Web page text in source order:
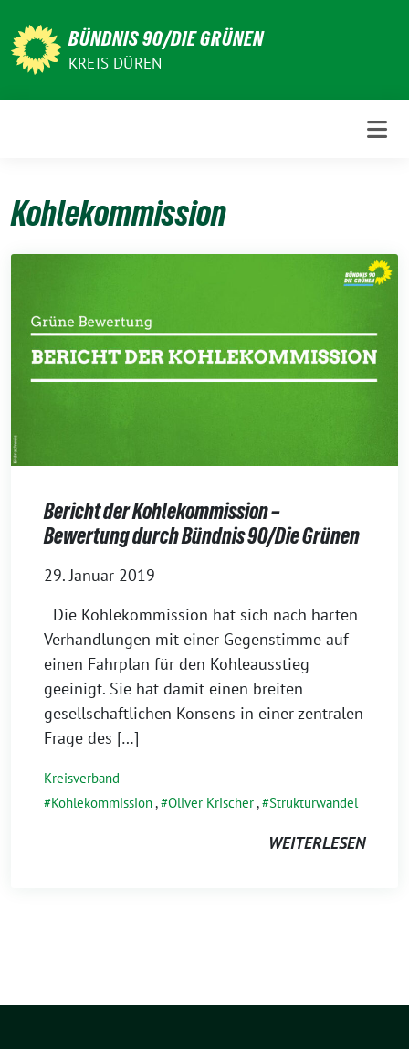
zum
Inhalt
BÜNDNIS 90/DIE GRÜNEN
KREIS DÜREN
Kohlekommission
Bericht der Kohlekommission –
Bewertung durch Bündnis 90/Die Grünen
29. Januar 2019
Die Kohlekommission hat sich nach harten
Verhandlungen mit einer Gegenstimme auf
einen Fahrplan für den Kohleausstieg
geeinigt. Sie hat damit einen breiten
gesellschaftlichen Konsens in einer zentralen
Frage des […]
Kreisverband
Kohlekommission, Oliver Krischer, Strukturwandel
WEITERLESEN